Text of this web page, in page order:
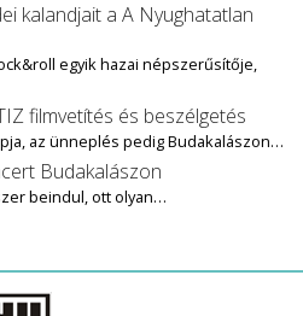
kalandjait a A Nyughatatlan
egyik hazai népszerűsítője,
filmvetítés és beszélgetés
az ünneplés pedig Budakalászon…
Budakalászon
beindul, ott olyan…